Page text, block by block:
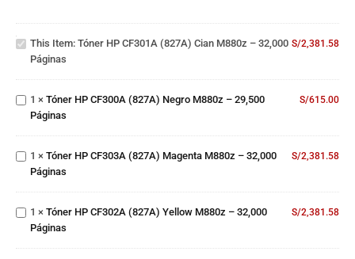
Cian
M880z
32,000
Páginas
This Item: Tóner HP CF301A (827A) Cian M880z – 32,000
Páginas
S/2,381.58
HP
CF300A
M880z
29,500
Páginas
1 × Tóner HP CF300A (827A) Negro M880z – 29,500
Páginas
S/615.00
Tóner
HP
CF303A
Magenta
M880z –
1 × Tóner HP CF303A (827A) Magenta M880z – 32,000
Páginas
S/2,381.58
HP
CF302A
M880z
32,000
1 × Tóner HP CF302A (827A) Yellow M880z – 32,000
Páginas
S/2,381.58